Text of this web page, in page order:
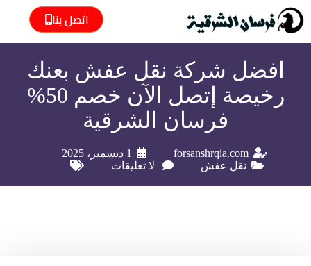
اتصل بنا
افضل شركة نقل عفش بعنك
رخيصة إتصل الآن خصم 50%
فرسان الشرقية
forsanshrqia.com
1 ديسمبر، 2025
نقل عفش
لا تعليقات